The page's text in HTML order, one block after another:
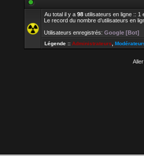
Au total il y a 98 utilisateurs en ligne :: 1
Le record du nombre d’utilisateurs en
Utilisateurs enregistrés: Google [Bot]
Légende :: Administrateurs